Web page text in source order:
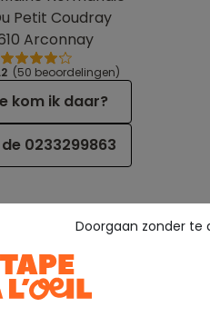
Petit Coudray
Arconnay
(50 beoordelingen)
kom ik daar?
0233299863
Doorgaan zonder te